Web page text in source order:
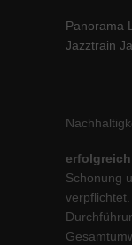
Panorama
Jazztrain
Schonung